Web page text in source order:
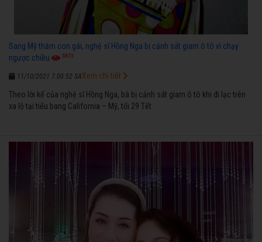
Sang Mỹ thăm con gái, nghệ sĩ Hồng Nga bị cảnh sát giam ô tô vì chạy
ngược chiều
3873
11/10/2021 7:00:52 SA
Theo lời kể của nghệ sĩ Hồng Nga, bà bị cảnh sát giam ô tô khi đi lạc trên
xa lộ tại tiểu bang California – Mỹ, tối 29 Tết.
Xem chi tiết